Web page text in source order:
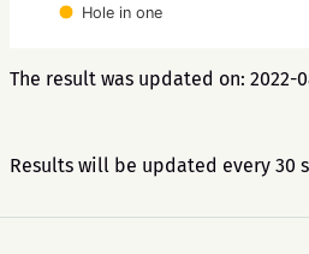
Hole in one
The result was updated on: 2022-
Results will be updated every 30